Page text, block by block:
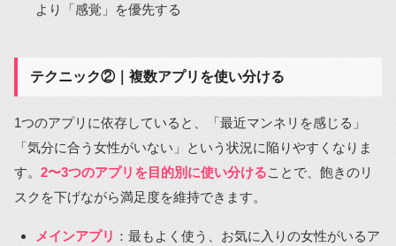
より「感覚」を優先する
テクニック②｜複数アプリを使い分ける
1つのアプリに依存していると、「最近マンネリを感じる」
「気分に合う女性がいない」という状況に陥りやすくなりま
す。 2〜3つのアプリを目的別に使い分けることで、飽きのリ
スクを下げながら満足度を維持できます。
メインアプリ ：最もよく使う、お気に入りの女性がいるア